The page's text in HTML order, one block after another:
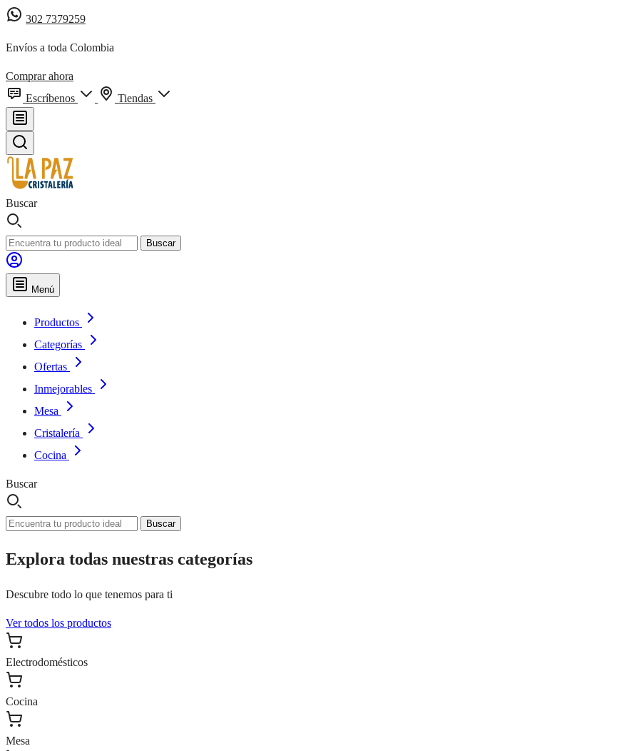
302 7379259
Envíos a toda Colombia
Comprar ahora
Escríbenos
Tiendas
Buscar
Buscar
Menú
Productos
Categorías
Ofertas
Inmejorables
Mesa
Cristalería
Cocina
Buscar
Buscar
Explora todas nuestras categorías
Descubre todo lo que tenemos para ti
Ver todos los productos
Electrodomésticos
Cocina
Mesa